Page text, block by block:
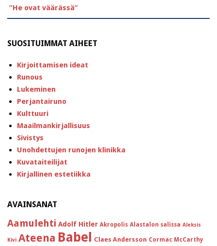
”He ovat väärässä”
SUOSITUIMMAT AIHEET
Kirjoittamisen ideat
Runous
Lukeminen
Perjantairuno
Kulttuuri
Maailmankirjallisuus
Sivistys
Unohdettujen runojen klinikka
Kuvataiteilijat
Kirjallinen estetiikka
AVAINSANAT
Aamulehti Adolf Hitler Akropolis Alastalon salissa Aleksis
Kivi Ateena Babel Claes Andersson Cormac McCarthy